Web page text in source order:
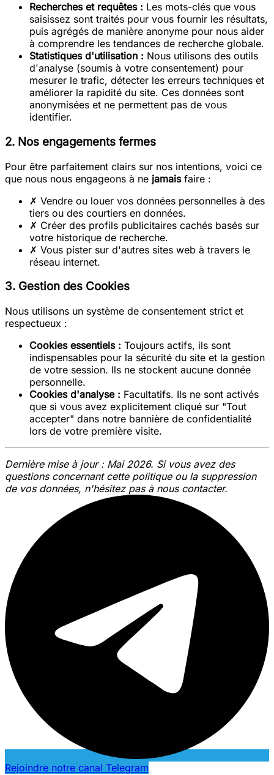
Recherches et requêtes : Les mots-clés que vous
saisissez sont traités pour vous fournir les résultats,
puis agrégés de manière anonyme pour nous aider
à comprendre les tendances de recherche globale.
Statistiques d'utilisation : Nous utilisons des outils
d'analyse (soumis à votre consentement) pour
mesurer le trafic, détecter les erreurs techniques et
améliorer la rapidité du site. Ces données sont
anonymisées et ne permettent pas de vous
identifier.
2. Nos engagements fermes
Pour être parfaitement clairs sur nos intentions, voici ce
que nous nous engageons à ne jamaisfaire :
✗ Vendre ou louer vos données personnelles à des
tiers ou des courtiers en données.
✗ Créer des profils publicitaires cachés basés sur
votre historique de recherche.
✗ Vous pister sur d'autres sites web à travers le
réseau internet.
3. Gestion des Cookies
Nous utilisons un système de consentement strict et
respectueux :
Cookies essentiels : Toujours actifs, ils sont
indispensables pour la sécurité du site et la gestion
de votre session. Ils ne stockent aucune donnée
personnelle.
Cookies d'analyse : Facultatifs. Ils ne sont activés
que si vous avez explicitement cliqué sur "Tout
accepter" dans notre bannière de confidentialité
lors de votre première visite.
Dernière mise à jour : Mai 2026. Si vous avez des
questions concernant cette politique ou la suppression
de vos données, n'hésitez pas à nous contacter.
Rejoindre notre canal Telegram